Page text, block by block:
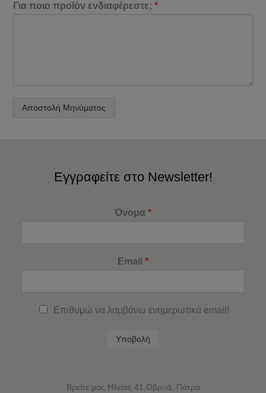
Για ποιο προϊόν ενδιαφέρεστε;*
Αποστολή Μηνύματος
Εγγραφείτε στο Newsletter!
Όνομα *
Email *
Επιθυμώ να λαμβάνω ενημερωτικά email!
Υποβολή
Βρείτε μας Ηλείας 41,Οβρυά, Πάτρα